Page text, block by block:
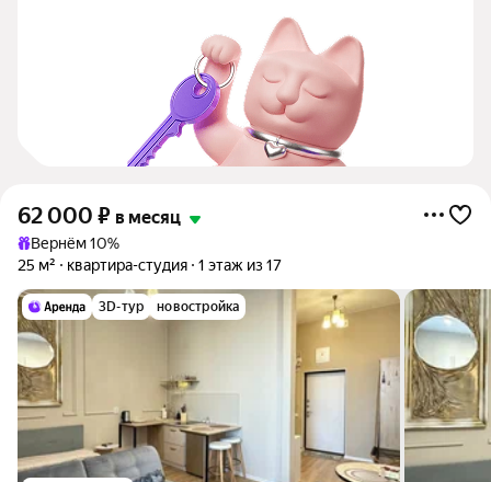
62 000 ₽ в месяц
Вернём 10%
25 м²
квартира-студия 1 этаж из 17
3D-тур новостройка